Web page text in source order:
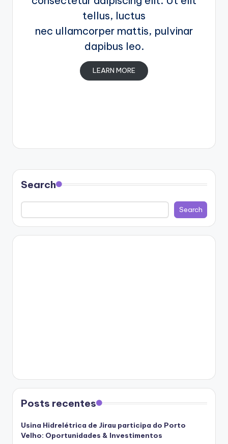
tellus, luctus
nec ullamcorper mattis, pulvinar
dapibus leo.
LEARN MORE
Search
Search
Posts recentes
Usina Hidrelétrica de Jirau participa do Porto
Velho: Oportunidades & Investimentos